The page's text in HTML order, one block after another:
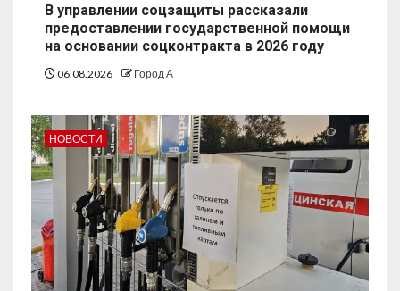
В управлении соцзащиты рассказали
предоставлении государственной помощи
на основании соцконтракта в 2026 году
06.08.2026 Город А
НОВОСТИ